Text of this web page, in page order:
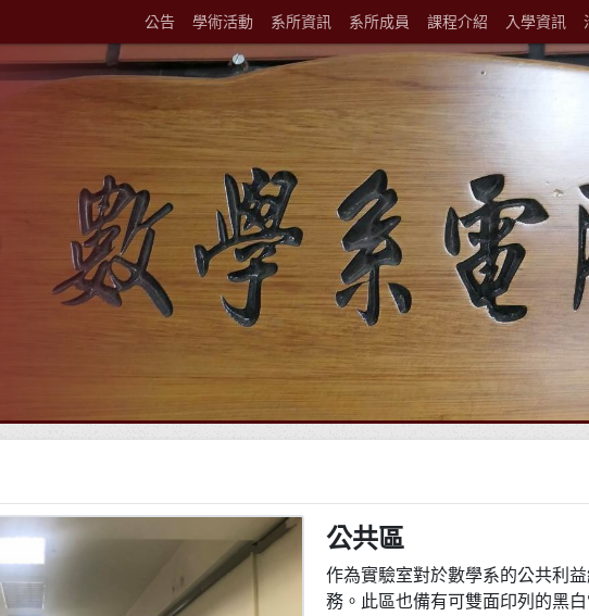
公告 學術活動 系所資訊 系所成員 課程介紹 入學資訊
公共區
作為實驗室對於數學系的公共利
務。此區也備有可雙面印列的黑